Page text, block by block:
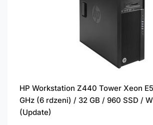
HP Workstation Z440 Tower Xeon
GHz (6 rdzeni) / 32 GB / 960 SSD /
(Update)